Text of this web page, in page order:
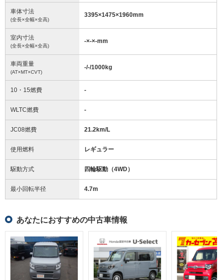
車体寸法
(全長×全幅×全高)
3395×1475×1960mm
室内寸法
(全長×全幅×全高)
-×-×-mm
車両重量
(AT×MT×CVT)
-/-/1000kg
10・15燃費 -
WLTC燃費 -
JC08燃費 21.2km/L
使用燃料 レギュラー
駆動方式 四輪駆動（4WD）
最小回転半径 4.7m
あなたにおすすめの中古車情報